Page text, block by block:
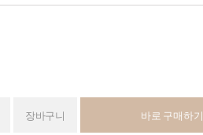
장바구니 바로 구매하기